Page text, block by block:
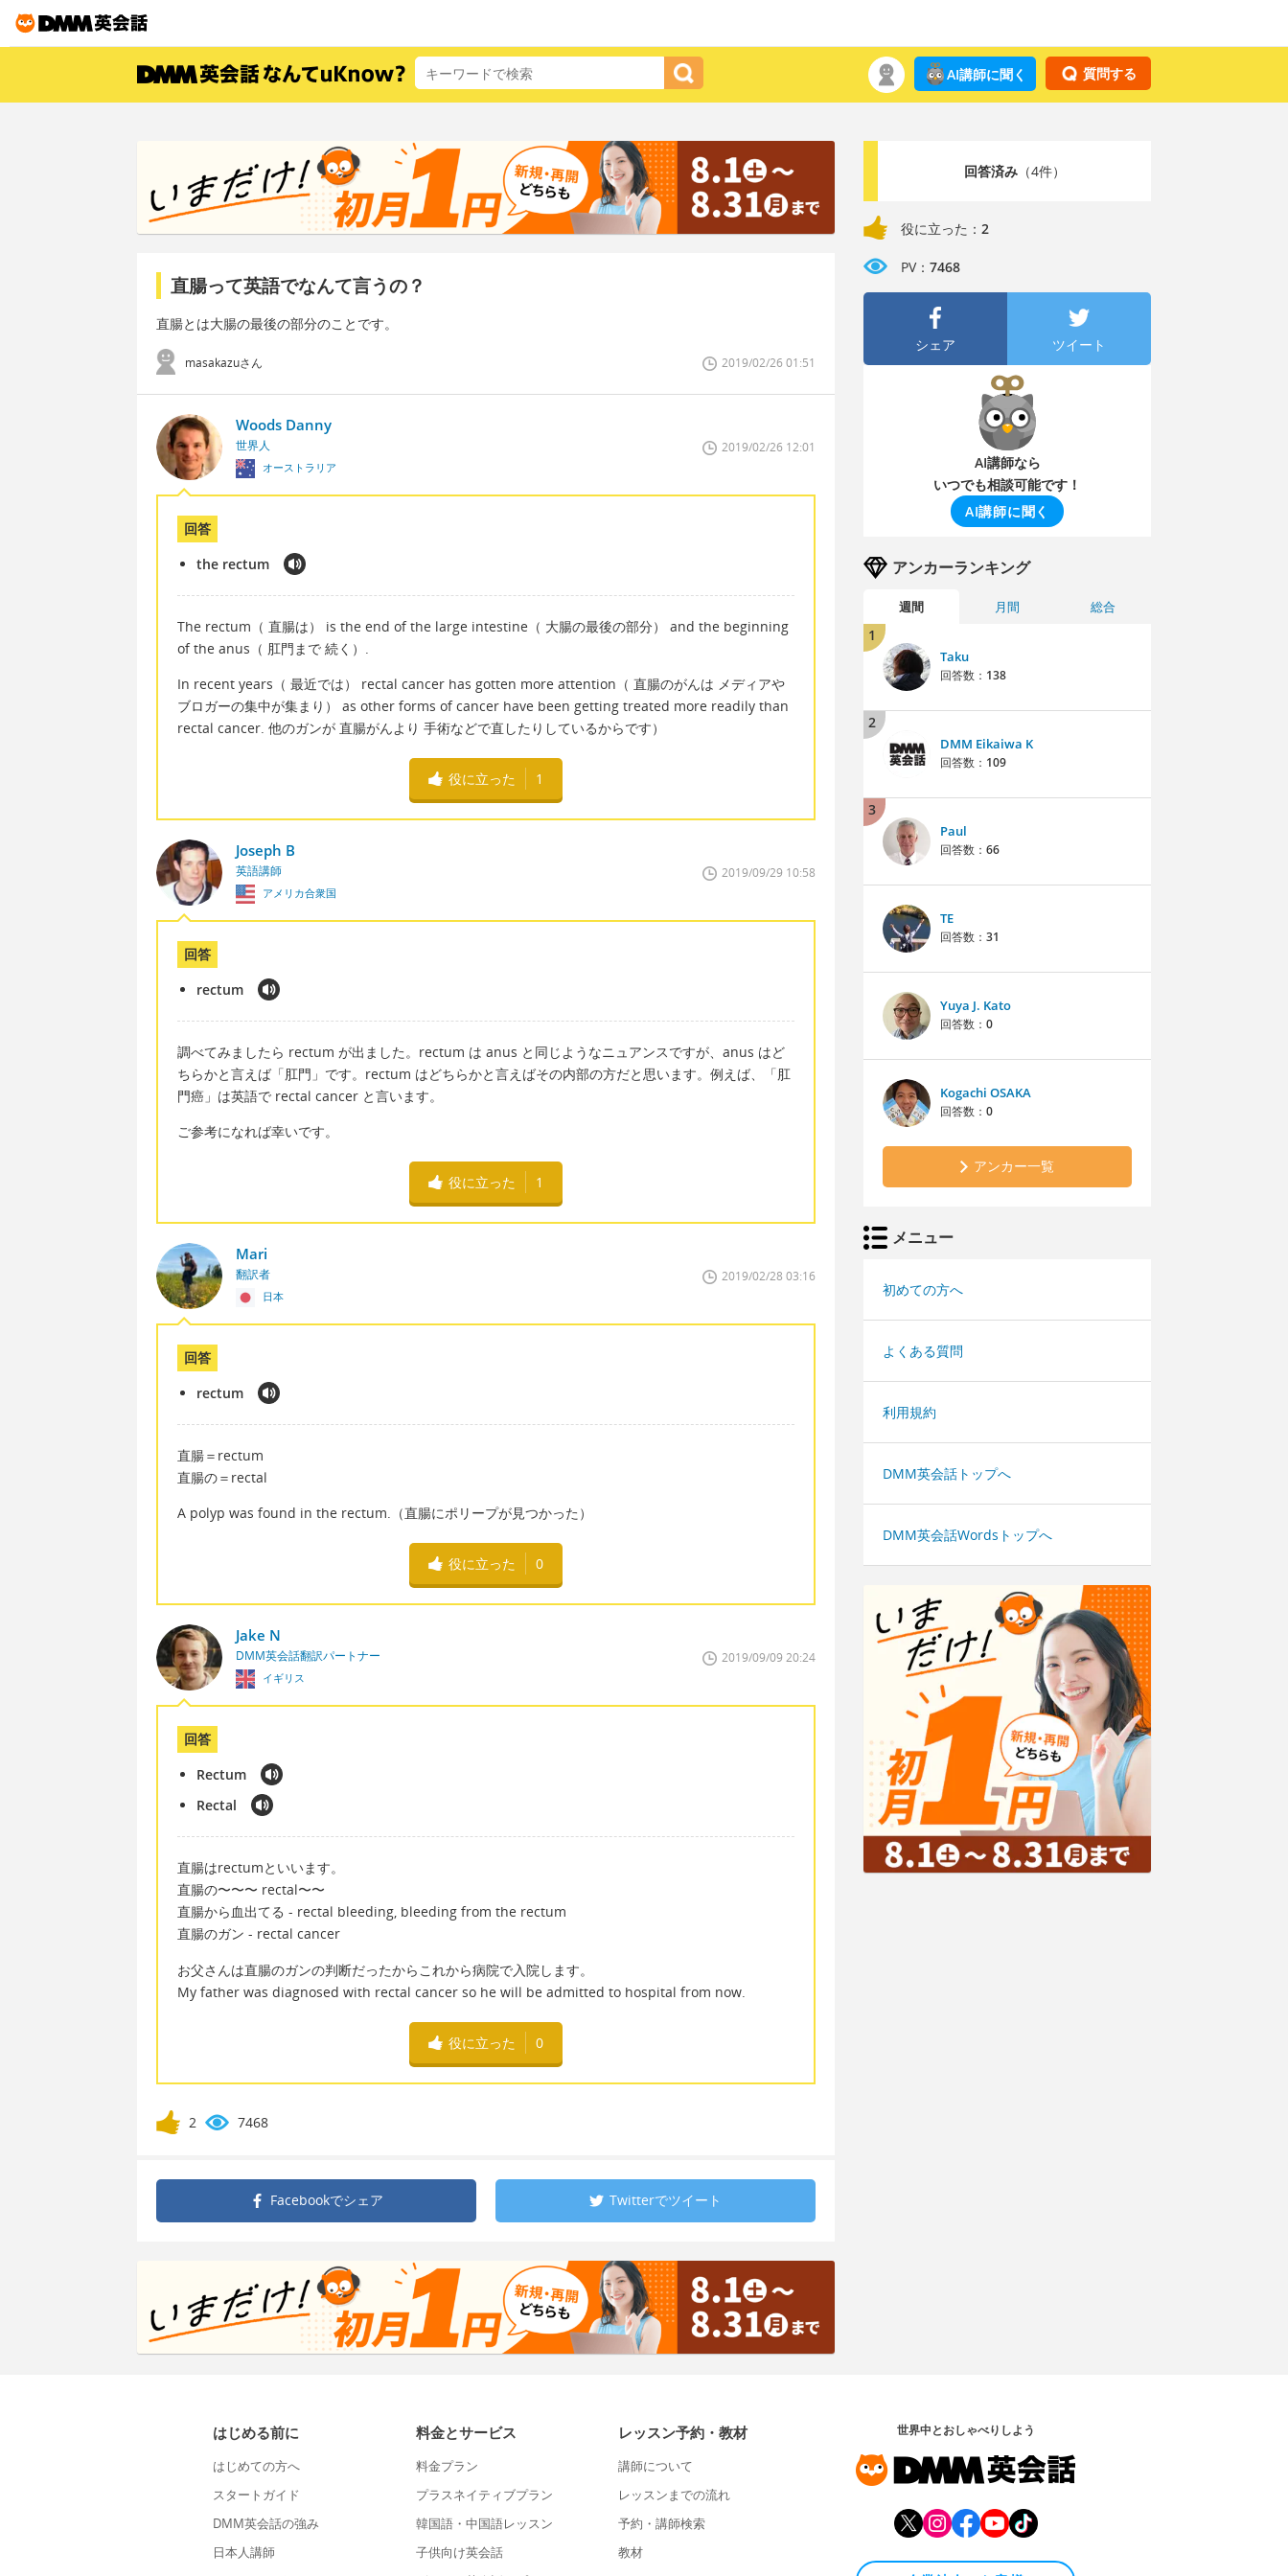
質問する
AI講師に聞く
直腸って英語でなんて言うの？
直腸とは大腸の最後の部分のことです。
masakazuさん 2019/02/26 01:51
Woods Danny
世界人
オーストラリア
2019/02/26 12:01
回答
the rectum
The rectum（ 直腸は） is the end of the large intestine（ 大腸の最後の部分） and the beginning
of the anus（ 肛門まで 続く）.
In recent years（ 最近では） rectal cancer has gotten more attention（ 直腸のがんは メディアや
ブロガーの集中が集まり） as other forms of cancer have been getting treated more readily than
rectal cancer. 他のガンが 直腸がんより 手術などで直したりしているからです）
役に立った 1
Joseph B
英語講師
アメリカ合衆国
2019/09/29 10:58
回答
rectum
調べてみましたら rectum が出ました。rectum は anus と同じようなニュアンスですが、anus はど
ちらかと言えば「肛門」です。rectum はどちらかと言えばその内部の方だと思います。例えば、「肛
門癌」は英語で rectal cancer と言います。
ご参考になれば幸いです。
役に立った 1
Mari
翻訳者
日本
2019/02/28 03:16
回答
rectum
直腸＝rectum
直腸の＝rectal
A polyp was found in the rectum.（直腸にポリープが見つかった）
役に立った 0
Jake N
DMM英会話翻訳パートナー
イギリス
2019/09/09 20:24
回答
Rectum
Rectal
直腸はrectumといいます。
直腸の〜〜〜 rectal〜〜
直腸から血出てる - rectal bleeding, bleeding from the rectum
直腸のガン - rectal cancer
お父さんは直腸のガンの判断だったからこれから病院で入院します。
My father was diagnosed with rectal cancer so he will be admitted to hospital from now.
役に立った 0
2 7468
Facebookでシェア Twitterでツイート
回答済み（4件）
役に立った： 2
PV： 7468
シェア ツイート
AI講師なら
いつでも相談可能です！
AI講師に聞く
アンカーランキング
週間 月間 総合
1
Taku
回答数： 138
2
DMM Eikaiwa K
回答数： 109
3
Paul
回答数： 66
TE
回答数： 31
Yuya J. Kato
回答数： 0
Kogachi OSAKA
回答数： 0
アンカー一覧
メニュー
初めての方へ
よくある質問
利用規約
DMM英会話トップへ
DMM英会話Wordsトップへ
はじめる前に
はじめての方へ
スタートガイド
DMM英会話の強み
日本人講師
料金とサービス
料金プラン
プラスネイティブプラン
韓国語・中国語レッスン
子供向け英会話
レッスン予約・教材
講師について
レッスンまでの流れ
予約・講師検索
教材
世界中とおしゃべりしよう